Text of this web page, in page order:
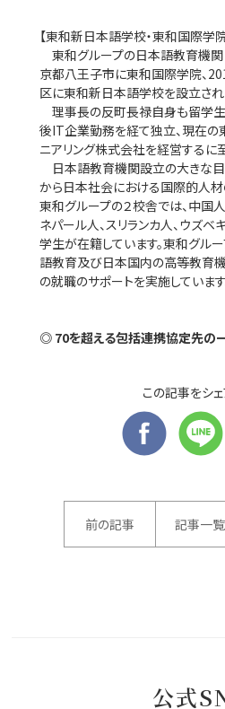
【東和新日本語学校・東和国際学
東和グループの日本語教育機関
京都八王子市に東和国際学院、
区に東和新日本語学校を設立され
理事長の反町長禄自身も留学生
後IT企業勤務を経て独立、現在の
ニアリング株式会社を経営するに
日本語教育機関設立の大きな
から日本社会における国際的人材
東和グループの２校舎では、中国人
ネパール人、スリランカ人、ウズ
学生が在籍しています。東和グル
語教育及び日本国内の高等教育
の就職のサポートを実施しています
◎ 70を超える包括連携協定先の
この記事をシ
前の記事 記事一覧
公式